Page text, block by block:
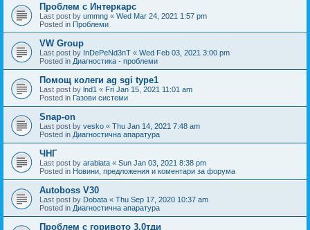
Проблем с Интеркарс
Last post by ummng « Wed Mar 24, 2021 1:57 pm
Posted in Проблеми
VW Group
Last post by InDePeNd3nT « Wed Feb 03, 2021 3:00 pm
Posted in Диагностика - проблеми
Помощ колеги ag sgi type1
Last post by lnd1 « Fri Jan 15, 2021 11:01 am
Posted in Газови системи
Snap-on
Last post by vesko « Thu Jan 14, 2021 7:48 am
Posted in Диагностична апаратура
ЧНГ
Last post by arabiata « Sun Jan 03, 2021 8:38 pm
Posted in Новини, предложения и коментари за форума
Autoboss V30
Last post by Dobata « Thu Sep 17, 2020 10:37 am
Posted in Диагностична апаратура
Проблем с горивото 3.0тди